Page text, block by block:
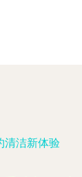
清洁新体验